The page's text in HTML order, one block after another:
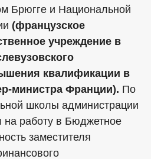
Брюгге и Национальной
(французское
учреждение в
квалификации в
министра Франции). По
школы администрации
на работу в Бюджетное
заместителя